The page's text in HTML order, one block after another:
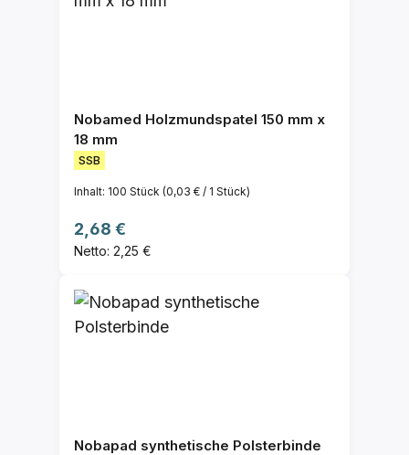
Nobamed Holzmundspatel 150 mm x
18 mm
SSB
Inhalt: 100 Stück (0,03 € / 1 Stück)
Regulärer Preis:
2,68 €
Netto: 2,25 €
Nobapad synthetische Polsterbinde